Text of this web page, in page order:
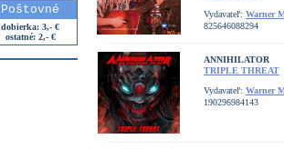
Poštovné
dobierka: 3,- €
ostatné: 2,- €
Vydavateľ: Warner
825646088294
ANNIHILATOR
TRIPLE THREAT
Vydavateľ: Warner
190296984143